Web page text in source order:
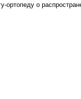
ортопеду о